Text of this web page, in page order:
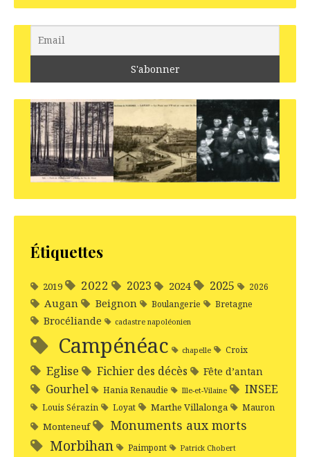
Étiquettes
2019 2022 2023 2024 2025 2026
Augan Beignon Boulangerie Bretagne
Brocéliande cadastre napoléonien
Campénéac chapelle Croix
Eglise Fichier des décès Fête d’antan
Gourhel Hania Renaudie Ille-et-Vilaine INSEE
Louis Sérazin Loyat Marthe Villalonga Mauron
Monteneuf Monuments aux morts
Morbihan Paimpont Patrick Chobert